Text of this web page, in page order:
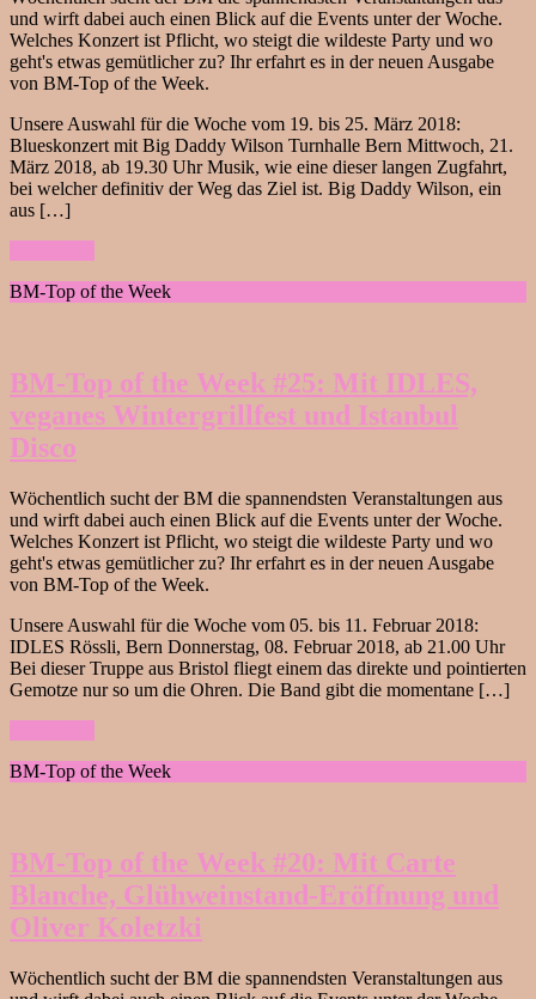
und wirft dabei auch einen Blick auf die Events unter der Woche.
Welches Konzert ist Pflicht, wo steigt die wildeste Party und wo
geht's etwas gemütlicher zu? Ihr erfahrt es in der neuen Ausgabe
von BM-Top of the Week.
Unsere Auswahl für die Woche vom 19. bis 25. März 2018:
Blueskonzert mit Big Daddy Wilson Turnhalle Bern Mittwoch, 21.
März 2018, ab 19.30 Uhr Musik, wie eine dieser langen Zugfahrt,
bei welcher definitiv der Weg das Ziel ist. Big Daddy Wilson, ein
aus […]
BM-Top of the Week
BM-Top of the Week #25: Mit IDLES,
veganes Wintergrillfest und Istanbul
Disco
Wöchentlich sucht der BM die spannendsten Veranstaltungen aus
und wirft dabei auch einen Blick auf die Events unter der Woche.
Welches Konzert ist Pflicht, wo steigt die wildeste Party und wo
geht's etwas gemütlicher zu? Ihr erfahrt es in der neuen Ausgabe
von BM-Top of the Week.
Unsere Auswahl für die Woche vom 05. bis 11. Februar 2018:
IDLES Rössli, Bern Donnerstag, 08. Februar 2018, ab 21.00 Uhr
Bei dieser Truppe aus Bristol fliegt einem das direkte und pointierten
Gemotze nur so um die Ohren. Die Band gibt die momentane […]
BM-Top of the Week
BM-Top of the Week #20: Mit Carte
Blanche, Glühweinstand-Eröffnung und
Oliver Koletzki
Wöchentlich sucht der BM die spannendsten Veranstaltungen aus